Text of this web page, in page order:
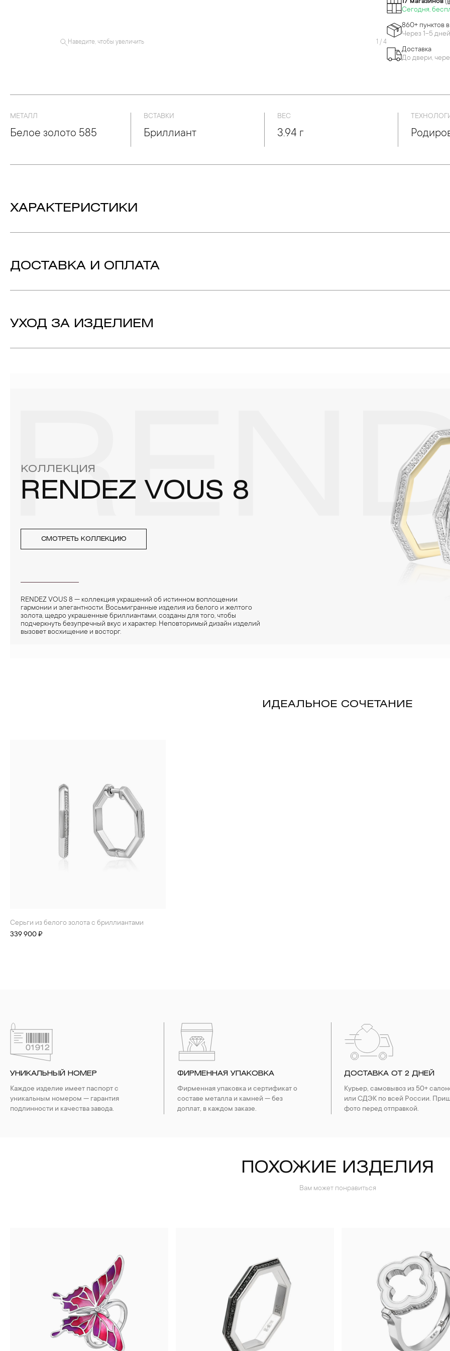
Наведите, чтобы увеличить 1 / 4
Сегодня,
860+ пунктов
Через 1-5 дней
Доставка
До двери,
МЕТАЛЛ
Белое золото 585
ВСТАВКИ
Бриллиант
ВЕС
3.94 г
ХАРАКТЕРИСТИКИ
Технология: Родирование, Эмаль
ДОСТАВКА И ОПЛАТА
УХОД ЗА ИЗДЕЛИЕМ
4. Специалисты обычно рекомендуют чистить украшения не реже одного раза в месяц, а также регулярно протирать их
КОЛЛЕКЦИЯ
RENDEZ VOUS 8
СМОТРЕТЬ КОЛЛЕКЦИЮ
RENDEZ VOUS 8 — коллекция украшений об истинном воплощении
гармонии и элегантности. Восьмигранные изделия из белого и желтого
золота, щедро украшенные бриллиантами, созданы для того, чтобы
подчеркнуть безупречный вкус и характер. Неповторимый дизайн изделий
вызовет восхищение и восторг.
ИДЕАЛЬНОЕ СОЧЕТАНИЕ
Серьги из белого золота с бриллиантами
339 900 ₽
УНИКАЛЬНЫЙ НОМЕР
Каждое изделие имеет паспорт с
уникальным номером — гарантия
подлинности и качества завода.
ФИРМЕННАЯ УПАКОВКА
Фирменная упаковка и сертификат о
составе металла и камней — без
доплат, в каждом заказе.
ДОСТАВКА ОТ 2 ДНЕЙ
Курьер, самовывоз из 50+
или СДЭК по всей России.
фото перед отправкой.
ПОХОЖИЕ ИЗДЕЛИЯ
Вам может понравиться